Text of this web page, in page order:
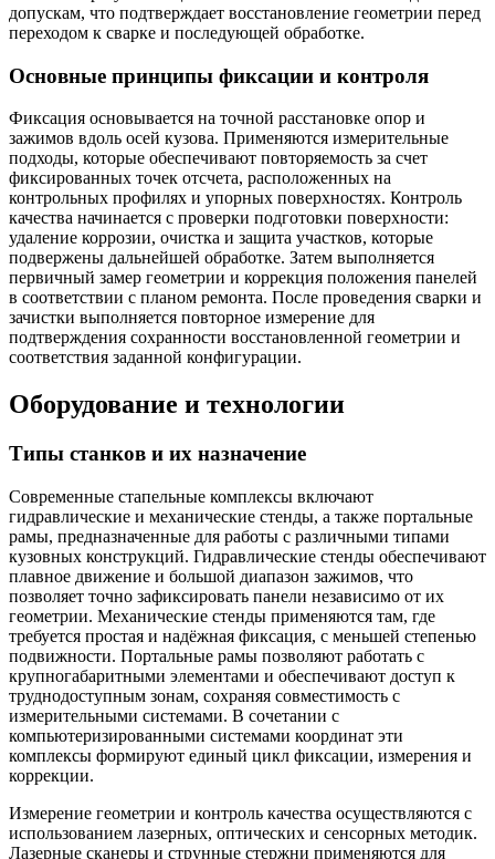
допускам, что подтверждает восстановление геометрии перед
переходом к сварке и последующей обработке.
Основные принципы фиксации и контроля
Фиксация основывается на точной расстановке опор и
зажимов вдоль осей кузова. Применяются измерительные
подходы, которые обеспечивают повторяемость за счет
фиксированных точек отсчета, раcположенных на
контрольных профилях и упорных поверхностях. Контроль
качества начинается с проверки подготовки поверхности:
удаление коррозии, очистка и защита участков, которые
подвержены дальнейшей обработке. Затем выполняется
первичный замер геометрии и коррекция положения панелей
в соответствии с планом ремонта. После проведения сварки и
зачистки выполняется повторное измерение для
подтверждения сохранности восстановленной геометрии и
соответствия заданной конфигурации.
Оборудование и технологии
Типы станков и их назначение
Современные стапельные комплексы включают
гидравлические и механические стенды, а также портальные
рамы, предназначенные для работы с различными типами
кузовных конструкций. Гидравлические стенды обеспечивают
плавное движение и большой диапазон зажимов, что
позволяет точно зафиксировать панели независимо от их
геометрии. Механические стенды применяются там, где
требуется простая и надёжная фиксация, с меньшей степенью
подвижности. Портальные рамы позволяют работать с
крупногабаритными элементами и обеспечивают доступ к
труднодоступным зонам, сохраняя совместимость с
измерительными системами. В сочетании с
компьютеризированными системами координат эти
комплексы формируют единый цикл фиксации, измерения и
коррекции.
Измерение геометрии и контроль качества осуществляются с
использованием лазерных, оптических и сенсорных методик.
Лазерные сканеры и струнные стержни применяются для